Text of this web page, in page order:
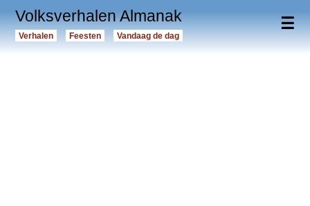
☰
Volksverhalen Almanak
Verhalen Feesten Vandaag de dag